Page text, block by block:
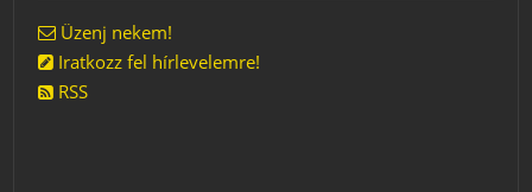
Üzenj nekem!
Iratkozz fel hírlevelemre!
RSS